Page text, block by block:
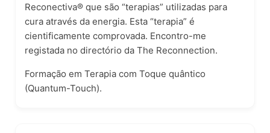
Reconectiva® que são “terapias” utilizadas para
cura através da energia. Esta “terapia” é
cientificamente comprovada. Encontro-me
registada no directório da The Reconnection.
Formação em Terapia com Toque quântico
(Quantum-Touch).